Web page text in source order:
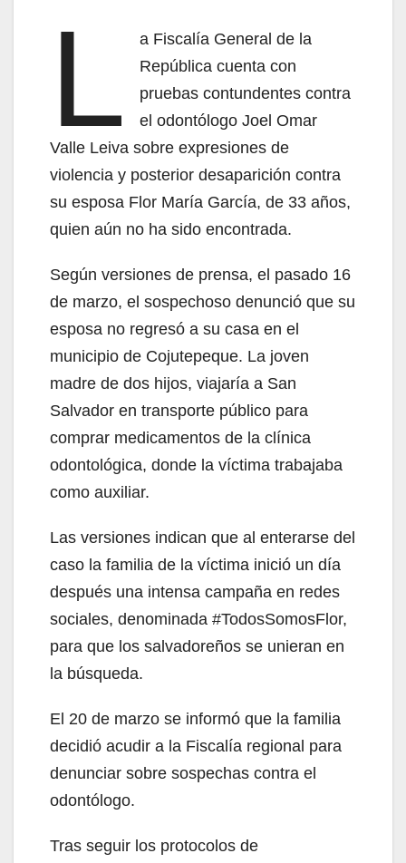
L
a Fiscalía General de la
República cuenta con
pruebas contundentes contra
el odontólogo Joel Omar
Valle Leiva sobre expresiones de
violencia y posterior desaparición contra
su esposa Flor María García, de 33 años,
quien aún no ha sido encontrada.
Según versiones de prensa, el pasado 16
de marzo, el sospechoso denunció que su
esposa no regresó a su casa en el
municipio de Cojutepeque. La joven
madre de dos hijos, viajaría a San
Salvador en transporte público para
comprar medicamentos de la clínica
odontológica, donde la víctima trabajaba
como auxiliar.
Las versiones indican que al enterarse del
caso la familia de la víctima inició un día
después una intensa campaña en redes
sociales, denominada #TodosSomosFlor,
para que los salvadoreños se unieran en
la búsqueda.
El 20 de marzo se informó que la familia
decidió acudir a la Fiscalía regional para
denunciar sobre sospechas contra el
odontólogo.
Tras seguir los protocolos de